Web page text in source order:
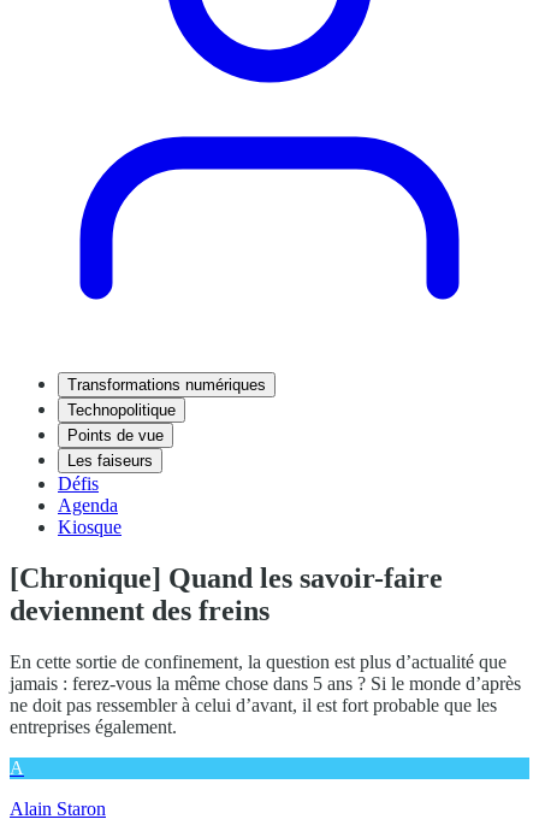
Transformations numériques
Technopolitique
Points de vue
Les faiseurs
Défis
Agenda
Kiosque
[Chronique] Quand les savoir-faire
deviennent des freins
En cette sortie de confinement, la question est plus d’actualité que
jamais : ferez-vous la même chose dans 5 ans ? Si le monde d’après
ne doit pas ressembler à celui d’avant, il est fort probable que les
entreprises également.
A
Alain Staron